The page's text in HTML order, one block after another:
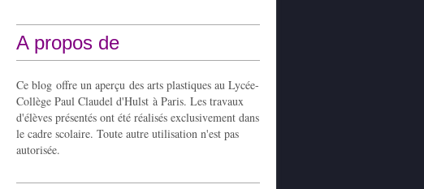
A propos de
Ce blog offre un aperçu des arts plastiques au Lycée-
Collège Paul Claudel d'Hulst à Paris. Les travaux
d'élèves présentés ont été réalisés exclusivement dans
le cadre scolaire. Toute autre utilisation n'est pas
autorisée.